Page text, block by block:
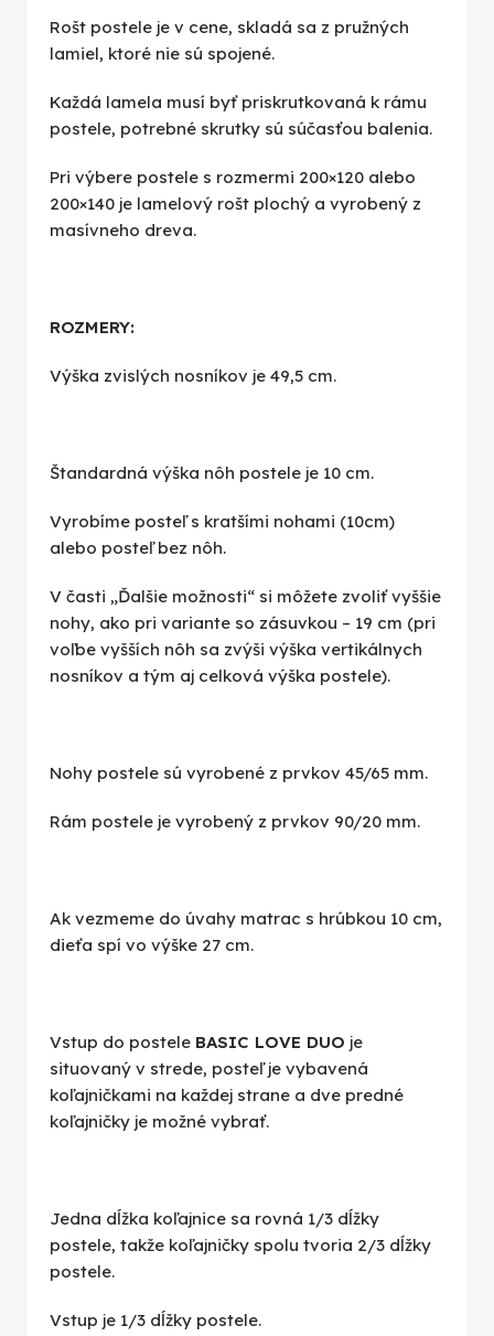
Rošt postele je v cene, skladá sa z pružných
lamiel, ktoré nie sú spojené.
Každá lamela musí byť priskrutkovaná k rámu
postele, potrebné skrutky sú súčasťou balenia.
Pri výbere postele s rozmermi 200×120 alebo
200×140 je lamelový rošt plochý a vyrobený z
masívneho dreva.
ROZMERY:
Výška zvislých nosníkov je 49,5 cm.
Štandardná výška nôh postele je 10 cm.
Vyrobíme posteľ s kratšími nohami (10cm)
alebo posteľ bez nôh.
V časti „Ďalšie možnosti“ si môžete zvoliť vyššie
nohy, ako pri variante so zásuvkou – 19 cm (pri
voľbe vyšších nôh sa zvýši výška vertikálnych
nosníkov a tým aj celková výška postele).
Nohy postele sú vyrobené z prvkov 45/65 mm.
Rám postele je vyrobený z prvkov 90/20 mm.
Ak vezmeme do úvahy matrac s hrúbkou 10 cm,
dieťa spí vo výške 27 cm.
Vstup do postele BASIC LOVE DUO je
situovaný v strede, posteľ je vybavená
koľajničkami na každej strane a dve predné
koľajničky je možné vybrať.
Jedna dĺžka koľajnice sa rovná 1/3 dĺžky
postele, takže koľajničky spolu tvoria 2/3 dĺžky
postele.
Vstup je 1/3 dĺžky postele.